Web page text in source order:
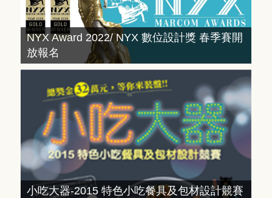
NYX Award 2022/ NYX 數位設計獎 春季賽開
放報名
小吃大器-2015 特色小吃餐具及包材設計競賽